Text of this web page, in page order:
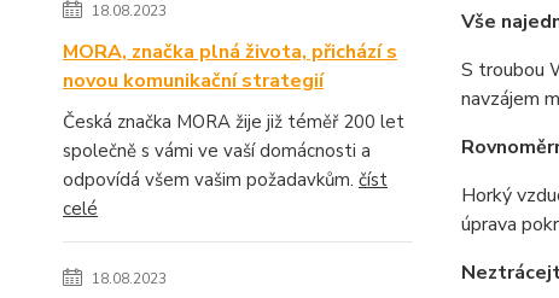
18.08.2023
MORA, značka plná života, přichází s
novou komunikační strategií
Česká značka MORA žije již téměř 200 let
společně s vámi ve vaší domácnosti a
odpovídá všem vašim požadavkům. číst
celé
18.08.2023
Vše
S troubou
navzájem
Horký
úprava